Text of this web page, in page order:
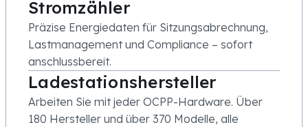
Stromzähler
Präzise Energiedaten für Sitzungsabrechnung,
Lastmanagement und Compliance – sofort
anschlussbereit.
Ladestationshersteller
Arbeiten Sie mit jeder OCPP-Hardware. Über
180 Hersteller und über 370 Modelle, alle